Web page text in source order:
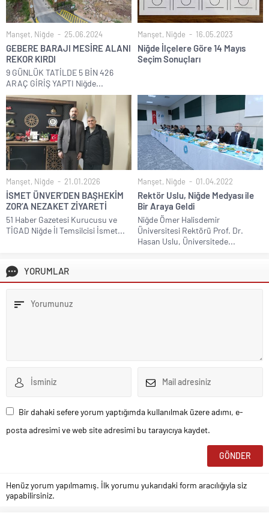
Manşet, Niğde 25.06.2024
GEBERE BARAJI MESİRE ALANI
REKOR KIRDI
9 GÜNLÜK TATİLDE 5 BİN 426
ARAÇ GİRİŞ YAPTI Niğde...
Manşet, Niğde 16.05.2023
Niğde İlçelere Göre 14 Mayıs
Seçim Sonuçları
Manşet, Niğde 21.01.2026
İSMET ÜNVER’DEN BAŞHEKİM
ZOR’A NEZAKET ZİYARETİ
51 Haber Gazetesi Kurucusu ve
TİGAD Niğde İl Temsilcisi İsmet...
Manşet, Niğde 01.04.2022
Rektör Uslu, Niğde Medyası ile
Bir Araya Geldi
Niğde Ömer Halisdemir
Üniversitesi Rektörü Prof. Dr.
Hasan Uslu, Üniversitede...
YORUMLAR
Bir dahaki sefere yorum yaptığımda kullanılmak üzere adımı, e-
posta adresimi ve web site adresimi bu tarayıcıya kaydet.
Henüz yorum yapılmamış. İlk yorumu yukarıdaki form aracılığıyla siz
yapabilirsiniz.